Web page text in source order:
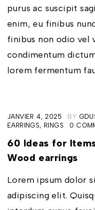
purus ac suscipit
enim, eu finibus
finibus non odio vel
condimentum
lorem fermentum
JANVIER 4, 2025 BY
EARRINGS,RINGS 0
60 Ideas for
Wood earrings
Lorem ipsum dolor
adipiscing elit.